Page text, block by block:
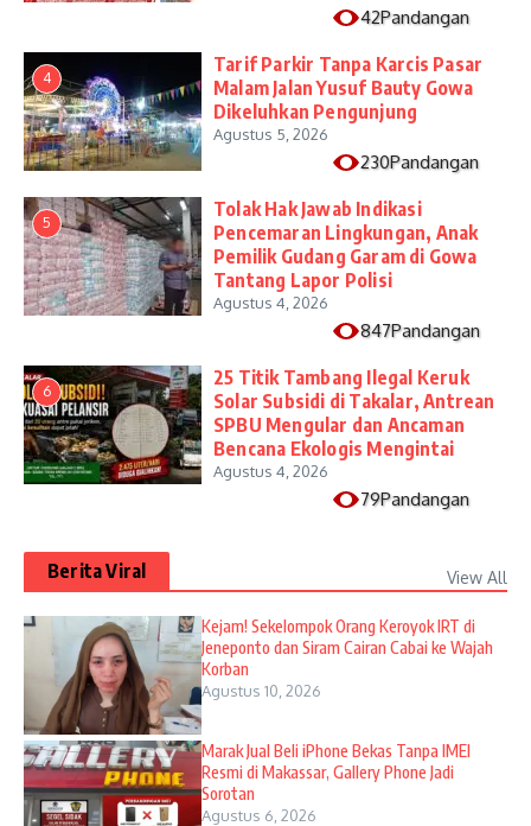
42Pandangan
4
Tarif Parkir Tanpa Karcis Pasar
Malam Jalan Yusuf Bauty Gowa
Dikeluhkan Pengunjung
Agustus 5, 2026
230Pandangan
5
Tolak Hak Jawab Indikasi
Pencemaran Lingkungan, Anak
Pemilik Gudang Garam di Gowa
Tantang Lapor Polisi
Agustus 4, 2026
847Pandangan
6
25 Titik Tambang Ilegal Keruk
Solar Subsidi di Takalar, Antrean
SPBU Mengular dan Ancaman
Bencana Ekologis Mengintai
Agustus 4, 2026
79Pandangan
Berita Viral View All
Kejam! Sekelompok Orang Keroyok IRT di
Jeneponto dan Siram Cairan Cabai ke Wajah
Korban
Agustus 10, 2026
​Marak Jual Beli iPhone Bekas Tanpa IMEI
Resmi di Makassar, Gallery Phone Jadi
Sorotan
Agustus 6, 2026